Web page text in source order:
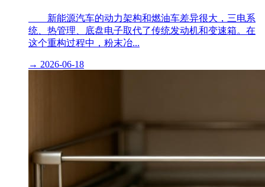
​ 新能源汽车的动力架构和燃油车差异很大，三电系
统、热管理、底盘电子取代了传统发动机和变速箱。在
这个重构过程中，粉末冶...
→ 2026-06-18